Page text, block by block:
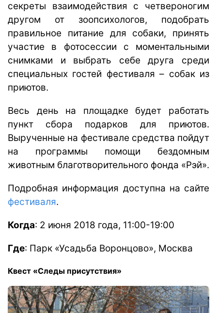
секреты взаимодействия с четвероногим
другом от зоопсихологов, подобрать
правильное питание для собаки, принять
участие в фотосессии с моментальными
снимками и выбрать себе друга среди
специальных гостей фестиваля – собак из
приютов.
Весь день на площадке будет работать
пункт сбора подарков для приютов.
Вырученные на фестивале средства пойдут
на программы помощи бездомным
животным благотворительного фонда «Рэй».
Подробная информация доступна на сайте
фестиваля.
Когда: 2 июня 2018 года, 11:00-19:00
Где: Парк «Усадьба Воронцово», Москва
Квест «Следы присутствия»